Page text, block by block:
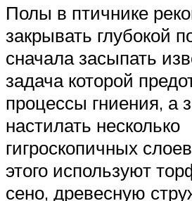
Полы в птичнике
закрывать глубокой
сначала засыпать
задача которой
процессы гниения, а
настилать несколько
гигроскопичных
этого используют
сено, древесную